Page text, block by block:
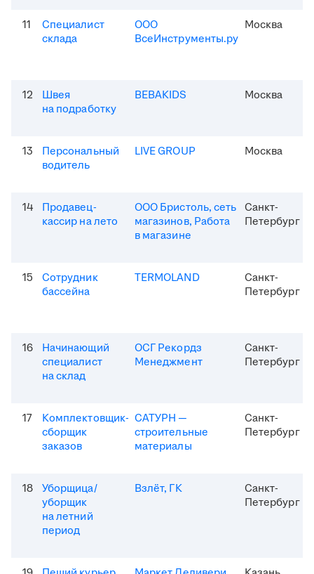
11
Специалист
склада
ООО
ВсеИнструменты.ру
Москва
12
Швея
на подработку
BEBAKIDS Москва
13
Персональный
водитель
LIVE GROUP Москва
14
Продавец-
кассир на лето
ООО Бристоль, сеть
магазинов, Работа
в магазине
Санкт-
Петербург
15
Сотрудник
бассейна
TERMOLAND
Санкт-
Петербург
16
Начинающий
специалист
на склад
ОСГ Рекордз
Менеджмент
Санкт-
Петербург
17
Комплектовщик-
сборщик
заказов
САТУРН —
строительные
материалы
Санкт-
Петербург
18
Уборщица/
уборщик
на летний
период
Взлёт, ГК
Санкт-
Петербург